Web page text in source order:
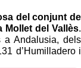
del conjunt de
Mollet del Vallès.
a Andalusia, dels
d’Humilladero i